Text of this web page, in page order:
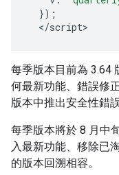
});
</script>
每季版本目前為 3.64
何最新功能、錯誤修
版本中推出安全性錯誤
每季版本將於 8 月中
入最新功能、移除已
的版本回溯相容。